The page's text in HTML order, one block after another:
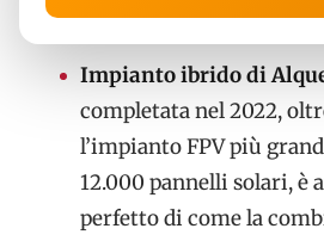
Impianto ibrido di
completata nel 2022,
l’impianto FPV più
12.000 pannelli solari, è
perfetto di come la